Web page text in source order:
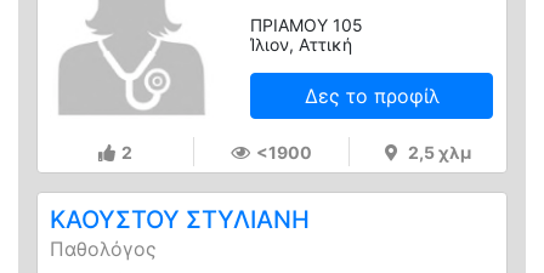
ΠΡΙΑΜΟΥ 105
Ίλιον, Αττική
Δες το προφίλ
2 <1900 2,5 χλμ
ΚΑΟΥΣΤΟΥ ΣΤΥΛΙΑΝΗ
Παθολόγος